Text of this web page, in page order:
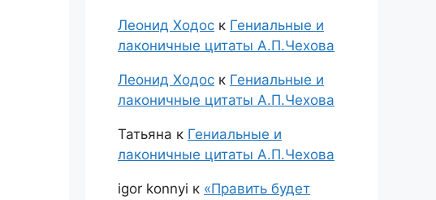
Леонид Ходос к Гениальные и
лаконичные цитаты А.П.Чехова
Леонид Ходос к Гениальные и
лаконичные цитаты А.П.Чехова
Татьяна к Гениальные и
лаконичные цитаты А.П.Чехова
igor konnyi к «Править будет